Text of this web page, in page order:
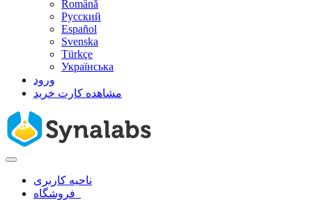
Română
Русский
Español
Svenska
Türkçe
Українська
ورود
مشاهده کارت خرید
تغییر
ناوبریناحیه کاربری